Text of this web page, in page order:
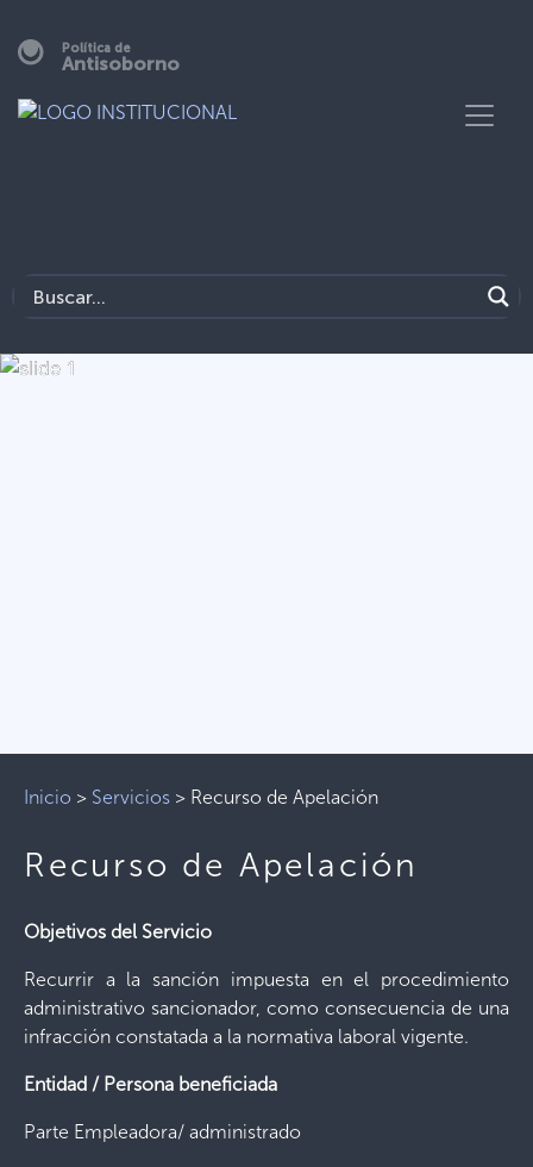
Política de
Antisoborno
Inicio > Servicios > Recurso de Apelación
Recurso de Apelación
Objetivos del Servicio
Recurrir a la sanción impuesta en el procedimiento
administrativo sancionador, como consecuencia de una
infracción constatada a la normativa laboral vigente.
Entidad / Persona beneficiada
Parte Empleadora/ administrado